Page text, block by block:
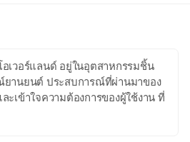
อเวอร์แลนด์ อยู่ในอุตสาหกรรมชิ้น
านยนต์ ประสบการณ์ที่ผ่านมาของ
ะเข้าใจความต้องการของผู้ใช้งาน ที่
วยกันต้องการอะไร เราจึงทำงานกัน